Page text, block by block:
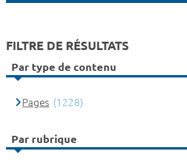
FILTRE DE RÉSULTATS
Par type de contenu
Pages (1228)
Par rubrique